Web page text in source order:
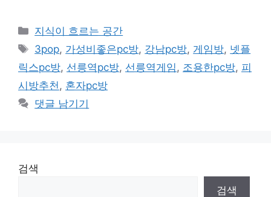
카
테
고
리
지식이 흐르는 공간
태
그
3pop, 가성비좋은pc방, 강남pc방, 게임방, 넷플
릭스pc방, 선릉역pc방, 선릉역게임, 조용한pc방, 피
시방추천, 혼자pc방
댓글 남기기
검색
검색